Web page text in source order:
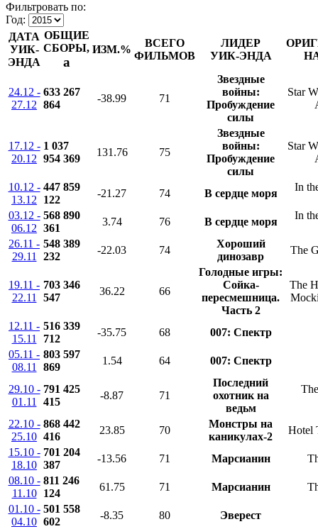
Фильтровать по:
Год:
ДАТА
УИК-
ЭНДА
ОБЩИЕ
СБОРЫ,
a
ИЗМ.%
ВСЕГО
ФИЛЬМОВ
ЛИДЕР
УИК-ЭНДА
24.12 -
27.12
633 267
864
-38.99 71
Звездные
войны:
Пробуждение
силы
Star
17.12 -
20.12
1 037
954 369
131.76 75
Звездные
войны:
Пробуждение
силы
Star
10.12 -
13.12
447 859
122
-21.27 74 В сердце моря
In
03.12 -
06.12
568 890
361
3.74 76 В сердце моря
In
26.11 -
29.11
548 389
232
-22.03 74
Хороший
динозавр
The
19.11 -
22.11
703 346
547
36.22 66
Голодные игры:
Сойка-
пересмешница.
Часть 2
The
12.11 -
15.11
516 339
712
-35.75 68
007: Спектр
05.11 -
08.11
803 597
869
1.54 64 007: Спектр
29.10 -
01.11
791 425
415
-8.87 71
Последний
охотник на
ведьм
22.10 -
25.10
868 442
416
23.85 70
Монстры на
каникулах-2
Hotel
15.10 -
18.10
701 204
387
-13.56 71 Марсианин
08.10 -
11.10
811 246
124
61.75 71 Марсианин
01.10 -
04.10
501 558
602
-8.35 80
Эверест